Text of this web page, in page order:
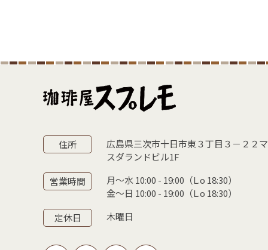
住所
広島県三次市十日市東３丁目３－２２マ
スダランドビル1F
営業時間
月〜水 10:00 - 19:00（L.o 18:30）
金〜日 10:00 - 19:00（L.o 18:30）
定休日
木曜日